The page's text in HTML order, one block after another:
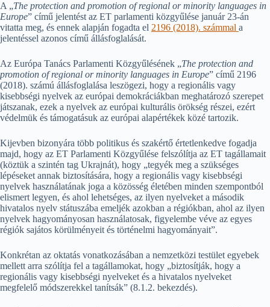
A „The protection and promotion of regional or minority languages in
Europe” című jelentést az ET parlamenti közgyűlése január 23-án
vitatta meg, és ennek alapján fogadta el 2196 (2018). számmal a
jelentéssel azonos című állásfoglalását.
Az Európa Tanács Parlamenti Közgyűlésének „The protection and
promotion of regional or minority languages in Europe” című 2196
(2018). számú állásfoglalása leszögezi, hogy a regionális vagy
kisebbségi nyelvek az európai demokráciákban meghatározó szerepet
játszanak, ezek a nyelvek az európai kulturális örökség részei, ezért
védelmük és támogatásuk az európai alapértékek közé tartozik.
Kijevben bizonyára több politikus és szakértő értetlenkedve fogadja
majd, hogy az ET Parlamenti Közgyűlése felszólítja az ET tagállamait
(köztük a szintén tag Ukrajnát), hogy „tegyék meg a szükséges
lépéseket annak biztosítására, hogy a regionális vagy kisebbségi
nyelvek használatának joga a közösség életében minden szempontból
elismert legyen, és ahol lehetséges, az ilyen nyelveket a második
hivatalos nyelv státuszába emeljék azokban a régiókban, ahol az ilyen
nyelvek hagyományosan használatosak, figyelembe véve az egyes
régiók sajátos körülményeit és történelmi hagyományait”.
Konkrétan az oktatás vonatkozásában a nemzetközi testület egyebek
mellett arra szólítja fel a tagállamokat, hogy „biztosítják, hogy a
regionális vagy kisebbségi nyelveket és a hivatalos nyelveket
megfelelő módszerekkel tanítsák” (8.1.2. bekezdés).